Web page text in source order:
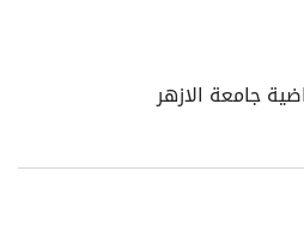
جامعة الازهر